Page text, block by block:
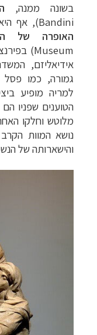
בשונה ממנה,
Bandini) , אף
האופרה של
Museum)
אידיאליזם,
גמורה, כמו פסל
למריה מופיע
הטוענים שפניו
מלוטש וחלקו
נושא המוות
והישארותה של